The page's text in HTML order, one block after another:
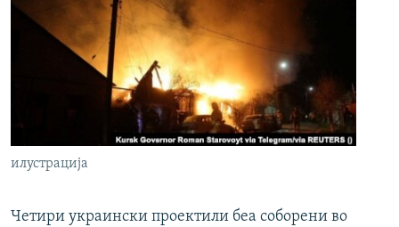
СЛЕДЕТЕ НЕ
РСЕ веб страници
илустрација
Четири украински проектили беа соборени во